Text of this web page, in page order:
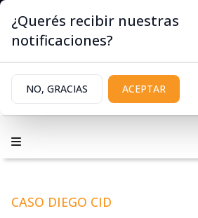
CASO DIEGO CID
¿Querés recibir nuestras
notificaciones?
NO, GRACIAS ACEPTAR